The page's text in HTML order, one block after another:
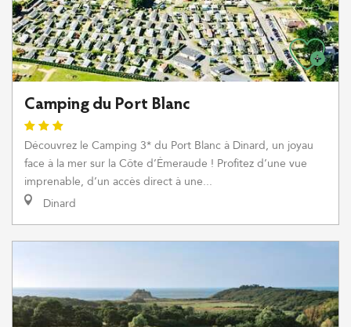
Camping du Port Blanc
Découvrez le Camping 3* du Port Blanc à Dinard, un joyau
face à la mer sur la Côte d’Émeraude ! Profitez d’une vue
imprenable, d’un accès direct à une...
Dinard